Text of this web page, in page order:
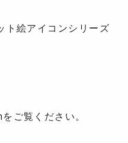
ト絵アイコンシリーズ
ご覧ください。